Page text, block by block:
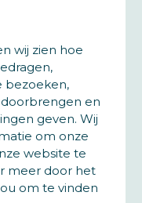
wij zien hoe
bezoeken,
doorbrengen en
geven. Wij
om onze
website te
meer door het
om te vinden